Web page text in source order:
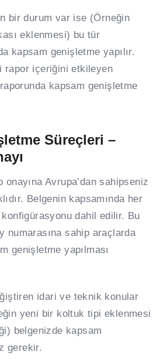
bir durum var ise (Örneğin
eklenmesi) bu tür
kapsam genişletme yapılır.
rapor içeriğini etkileyen
kapsam genişletme
Süreçleri –
Avrupa’dan sahipseniz
Belgenin kapsamında her
dahil edilir. Bu
numarasına sahip araçlarda
genişletme yapılması
idari ve teknik konular
yeni bir koltuk tipi eklenmesi
belgenizde kapsam
gerekir.